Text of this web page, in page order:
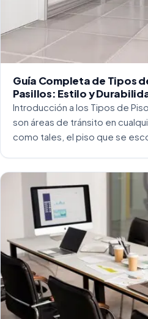
Guía Completa de Tipos
Pasillos: Estilo y
Introducción a los Tipos de
son áreas de tránsito en
como tales, el piso que se